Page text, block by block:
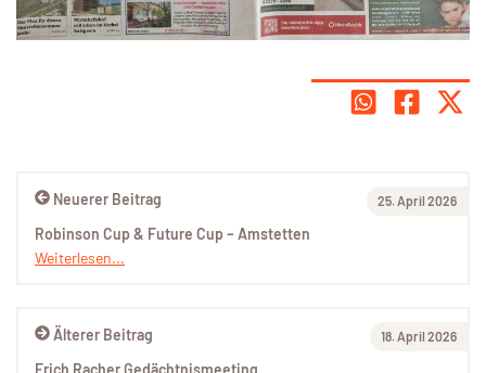
Älterer Beitrag 18. April 2026
Erich Racher Gedächtnismeeting
Neuerer Beitrag 25. April 2026
Robinson Cup & Future Cup – Amstetten
Weiterlesen...